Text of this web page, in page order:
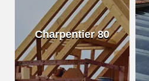
Charpentier 80